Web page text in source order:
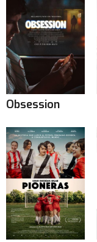
Obsession